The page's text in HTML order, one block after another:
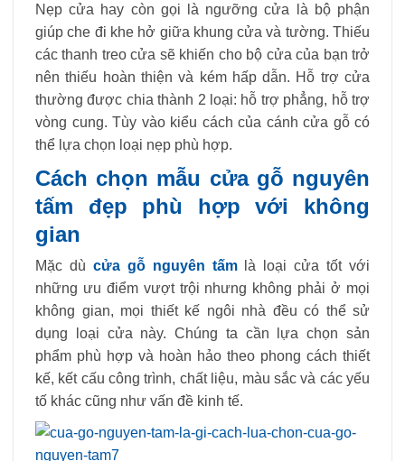
Nẹp cửa hay còn gọi là ngưỡng cửa là bộ phận
giúp che đi khe hở giữa khung cửa và tường. Thiếu
các thanh treo cửa sẽ khiến cho bộ cửa của bạn trở
nên thiếu hoàn thiện và kém hấp dẫn. Hỗ trợ cửa
thường được chia thành 2 loại: hỗ trợ phẳng, hỗ trợ
vòng cung. Tùy vào kiểu cách của cánh cửa gỗ có
thể lựa chọn loại nẹp phù hợp.
Cách chọn mẫu cửa gỗ nguyên
tấm đẹp phù hợp với không
gian
Mặc dù cửa gỗ nguyên tấmlà loại cửa tốt với
những ưu điểm vượt trội nhưng không phải ở mọi
không gian, mọi thiết kế ngôi nhà đều có thể sử
dụng loại cửa này. Chúng ta cần lựa chọn sản
phẩm phù hợp và hoàn hảo theo phong cách thiết
kế, kết cấu công trình, chất liệu, màu sắc và các yếu
tố khác cũng như vấn đề kinh tế.